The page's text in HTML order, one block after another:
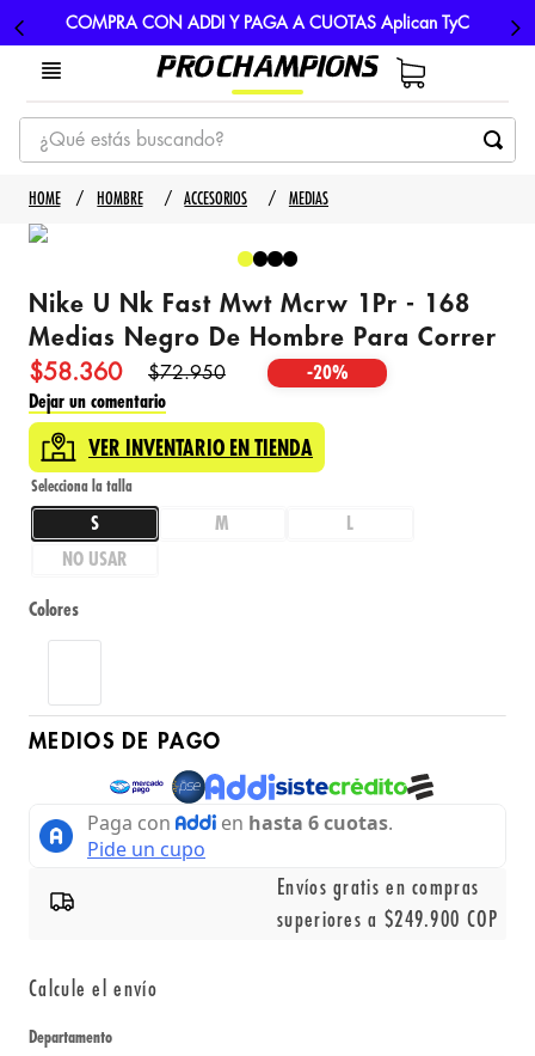
COMPRA CON ADDI Y PAGA A CUOTAS Aplican TyC
¿Qué estás buscando?
TÉRMINOS MÁS BUSCADOS
1
3. nike
4 . guayos
5
HOMBRE ACCESORIOS MEDIAS
Nike U Nk Fast Mwt Mcrw 1Pr - 168
Medias Negro De Hombre Para Correr
$58.360 $72.950 -20%
Dejar un comentario
VER INVENTARIO EN TIENDA
S M
L
NO USAR
Colores
MEDIOS DE PAGO
Envíos gratis en compras
superiores a $249.900 COP
Calcule el envío
Departamento